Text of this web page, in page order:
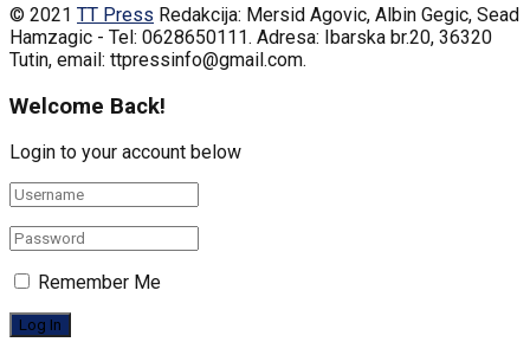
© 2021 TT Press Redakcija: Mersid Agovic, Albin Gegic, Sead
Hamzagic - Tel: 0628650111. Adresa: Ibarska br.20, 36320
Tutin, email: ttpressinfo@gmail.com.
Welcome Back!
Login to your account below
Remember Me